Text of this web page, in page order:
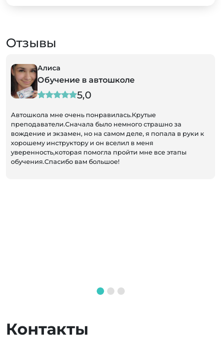
Отзывы
Алиса
Обучение в автошколе
5,0
Автошкола мне очень понравилась.Крутые
преподаватели.Сначала было немного страшно за
вождение и экзамен, но на самом деле, я попала в руки к
хорошему инструктору и он вселил в меня
уверенность,которая помогла пройти мне все этапы
обучения.Спасибо вам большое!
Контакты